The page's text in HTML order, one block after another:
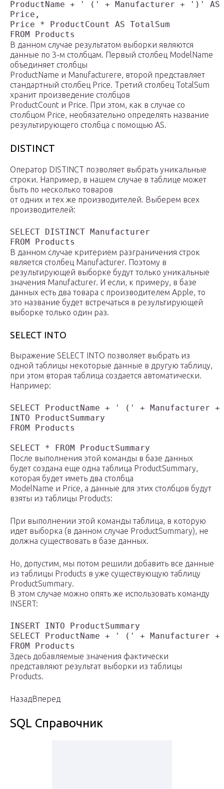
ProductName + ' (' + Manufacturer + ')' AS
Price,
Price * ProductCount AS TotalSum
В данном случае результатом выборки являются
данные по 3-м столбцам. Первый столбец ModelName
объединяет столбцы
ProductName и Manufacturere, второй представляет
стандартный столбец Price. Третий столбец TotalSum
хранит произведение столбцов
ProductCount и Price. При этом, как в случае со
столбцом Price, необязательно определять название
результирующего столбца с помощью AS.
DISTINCT
Оператор DISTINCT позволяет выбрать уникальные
строки. Например, в нашем случае в таблице может
быть по несколько товаров
от одних и тех же производителей. Выберем всех
производителей:
SELECT DISTINCT Manufacturer
В данном случае критерием разграничения строк
является столбец Manufacturer. Поэтому в
результирующей выборке будут только уникальные
значения Manufacturer. И если, к примеру, в базе
данных есть два товара с производителем Apple, то
это название будет встречаться в результирующей
выборке только один раз.
SELECT INTO
Выражение SELECT INTO позволяет выбрать из
одной таблицы некоторые данные в другую таблицу,
при этом вторая таблица создается автоматически.
Например:
SELECT ProductName + ' (' + Manufacturer
INTO ProductSummary
FROM Products
После выполнения этой команды в базе данных
будет создана еще одна таблица ProductSummary,
которая будет иметь два столбца
ModelName и Price, а данные для этих столбцов будут
взяты из таблицы Products:
При выполнении этой команды таблица, в которую
идет выборка (в данном случае ProductSummary), не
должна существовать в базе данных.
Но, допустим, мы потом решили добавить все данные
из таблицы Products в уже существующую таблицу
ProductSummary.
В этом случае можно опять же использовать команду
INSERT:
INSERT INTO ProductSummary
SELECT ProductName + ' (' + Manufacturer
Здесь добавляемые значения фактически
представляют результат выборки из таблицы
Products.
НазадВперед
SQL Справочник